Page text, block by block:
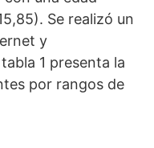
Se realizó un
y
1 presenta la
por rangos de